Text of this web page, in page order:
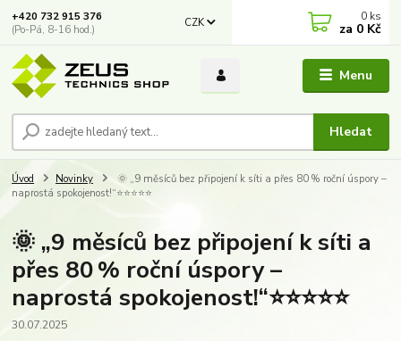
Menu
CZK
Hledat
+420 732 915 376
(Po-Pá, 8-16 hod.)
0 ks
za 0 Kč
Úvod Novinky
🌞 „9 měsíců bez připojení k síti a přes 80 % roční úspory –
naprostá spokojenost!“⭐⭐⭐⭐⭐
🌞 „9 měsíců bez připojení k síti a
přes 80 % roční úspory –
naprostá spokojenost!“⭐⭐⭐⭐⭐
30.07.2025